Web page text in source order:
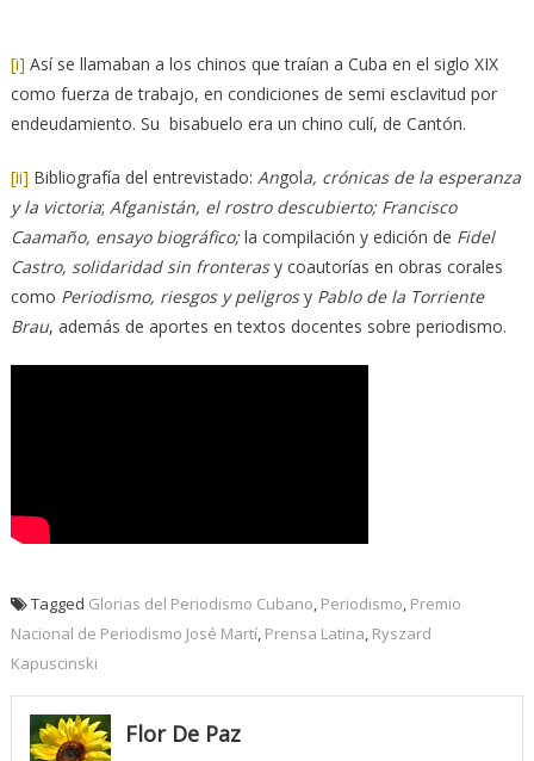
[i] Así se llamaban a los chinos que traían a Cuba en el siglo XIX
como fuerza de trabajo, en condiciones de semi esclavitud por
endeudamiento. Su bisabuelo era un chino culí, de Cantón.
[ii] Bibliografía del entrevistado: Angola, crónicas de la esperanza
y la victoria; Afganistán, el rostro descubierto; Francisco
Caamaño, ensayo biográfico;la compilación y edición de Fidel
Castro, solidaridad sin fronterasy coautorías en obras corales
como Periodismo, riesgos y peligrosy Pablo de la Torriente
Brau, además de aportes en textos docentes sobre periodismo.
Tagged Glorias del Periodismo Cubano Periodismo Premio
Nacional de Periodismo José Martí, Prensa Latina Ryszard
Kapuscinski
Flor De Paz